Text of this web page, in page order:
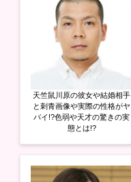
ウ
で
開
き
ま
ク
リ
ッ
ク
し
て
く
だ
い
(
新
し
い
ウ
ン
ウ
で
共
有
(
新
し
い
ウ
ィ
ウ
で
開
き
ま
天竺鼠川原の彼女や結婚相手
と刺青画像や実際の性格がヤ
バイ!?色弱や天才の驚きの実
態とは!?